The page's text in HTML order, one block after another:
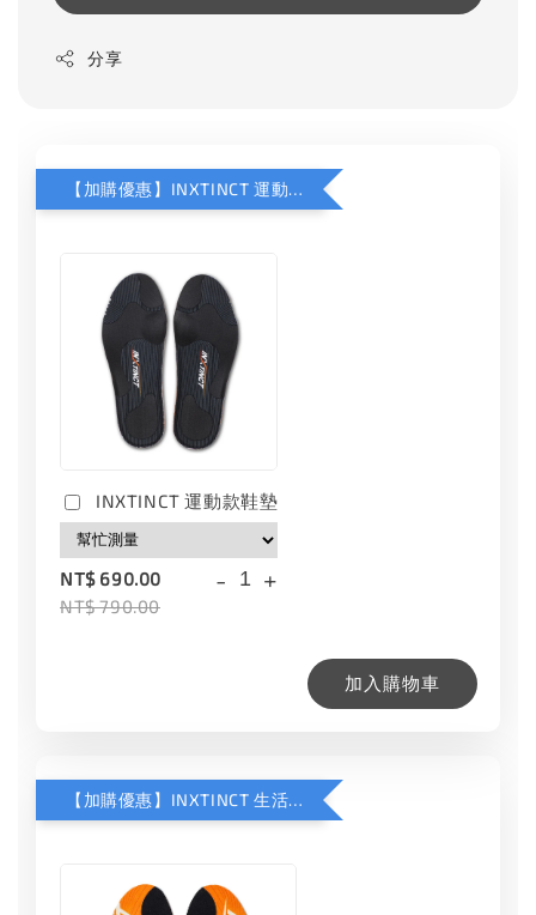
分享
【加購優惠】INXTINCT 運動款鞋墊
INXTINCT 運動款鞋墊
NT$ 690.00
NT$ 790.00
- +
加入購物車
【加購優惠】INXTINCT 生活日用鞋墊